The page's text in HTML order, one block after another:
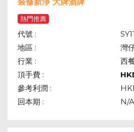
熱門推薦
代號 :
地區 :
灣
行業 :
西
頂手費 :
參考利潤 :
回本期 :
N/A